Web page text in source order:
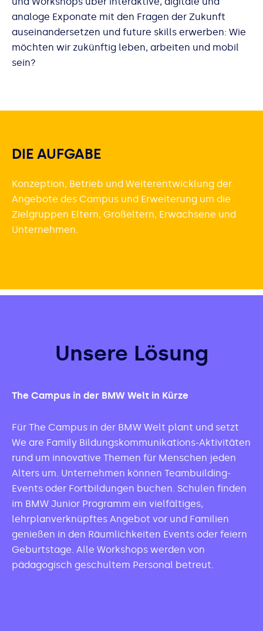
analoge Exponate mit den Fragen der Zukunft
auseinandersetzen und future skills erwerben: Wie
möchten wir zukünftig leben, arbeiten und mobil
sein?
DIE AUFGABE
Konzeption, Betrieb und Weiterentwicklung der
Angebote des Campus und Erweiterung um die
Zielgruppen Eltern, Großeltern, Erwachsene und
Unternehmen.
Unsere Lösung
The Campus in der BMW Welt in Kürze
Für The Campus in der BMW Welt plant und setzt
We are Family Bildungskommunikations-Aktivitäten
rund um innovative Themen für Menschen jeden
Alters um. Unternehmen können Teambuilding-
Events oder Fortbildungen buchen. Schulen finden
im BMW Junior Programm ein vielfältiges,
lehrplanverknüpftes Angebot vor und Familien
genießen in den Räumlichkeiten Events oder feiern
Geburtstage. Alle Workshops werden von
pädagogisch geschultem Personal betreut.